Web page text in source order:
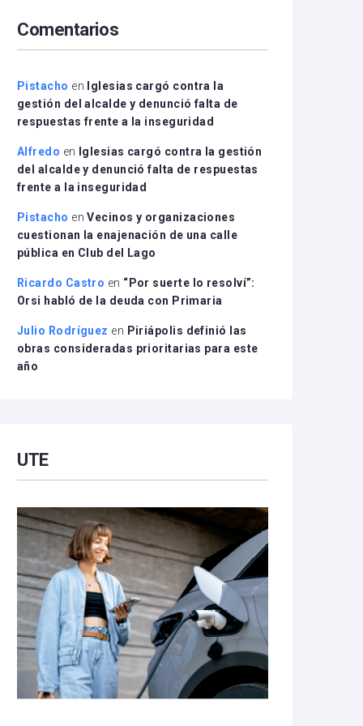
disminuir
el
Comentarios
Pistacho en
Iglesias cargó contra la
gestión del alcalde y denunció falta de
respuestas frente a la inseguridad
Alfredo en
Iglesias cargó contra la gestión
del alcalde y denunció falta de respuestas
frente a la inseguridad
Pistacho enVecinos y organizaciones
cuestionan la enajenación de una calle
pública en Club del Lago
Ricardo Castro en “Por suerte lo resolví”:
Orsi habló de la deuda con Primaria
Julio Rodríguez en Piriápolis definió las
obras consideradas prioritarias para este
año
UTE